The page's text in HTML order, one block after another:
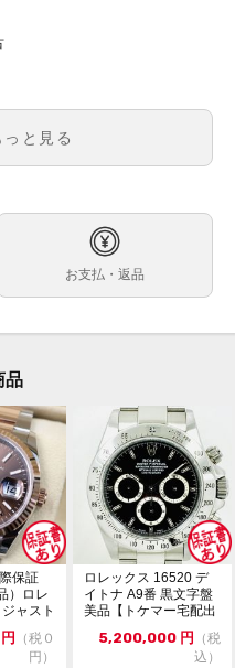
2個
平置き計測。使用、計測環境により
にお考えください。）
ありますが、使用感のほとんど感
。
はありません。
『出品者に質問する』よりお願い
と見る
お支払・返品
品
保証
）ロレ
ャスト
円
（税０
円）
ロレックス 16520 デ
イトナ A9番 黒文字盤
美品【トケマー宅配出
5,200,000 円
（税
込）